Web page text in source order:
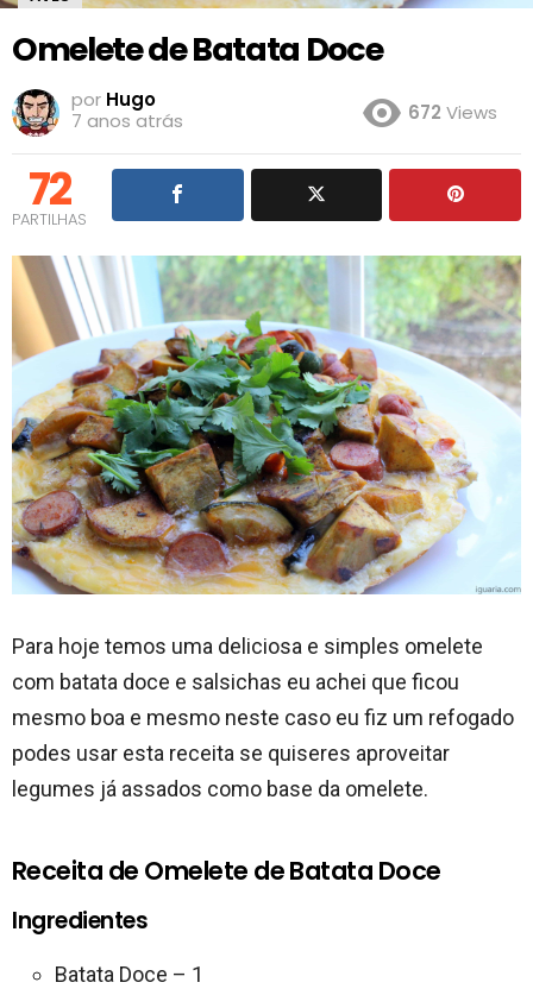
Omelete de Batata Doce
por Hugo
7 anos atrás
672 Views
72
PARTILHAS
Para hoje temos uma deliciosa e simples omelete
com batata doce e salsichas eu achei que ficou
mesmo boa e mesmo neste caso eu fiz um refogado
podes usar esta receita se quiseres aproveitar
legumes já assados como base da omelete.
Receita de Omelete de Batata Doce
Ingredientes
Batata Doce – 1